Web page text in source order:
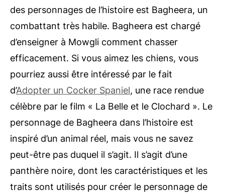
des personnages de l’histoire est Bagheera, un
combattant très habile. Bagheera est chargé
d’enseigner à Mowgli comment chasser
efficacement. Si vous aimez les chiens, vous
pourriez aussi être intéressé par le fait
d’Adopter un Cocker Spaniel, une race rendue
célèbre par le film « La Belle et le Clochard ». Le
personnage de Bagheera dans l’histoire est
inspiré d’un animal réel, mais vous ne savez
peut-être pas duquel il s’agit. Il s’agit d’une
panthère noire, dont les caractéristiques et les
traits sont utilisés pour créer le personnage de